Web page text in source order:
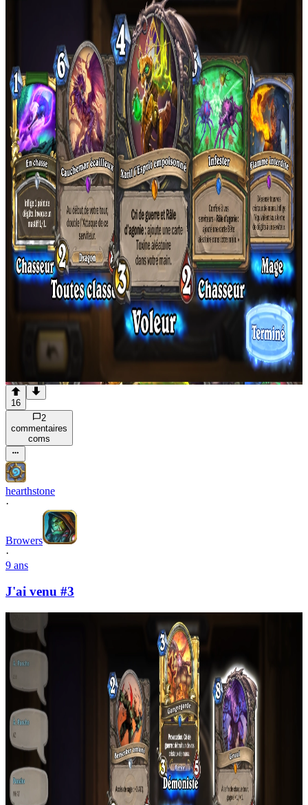
16
2
commentaires
coms
hearthstone
·
Browers
·
9 ans
J'ai venu #3